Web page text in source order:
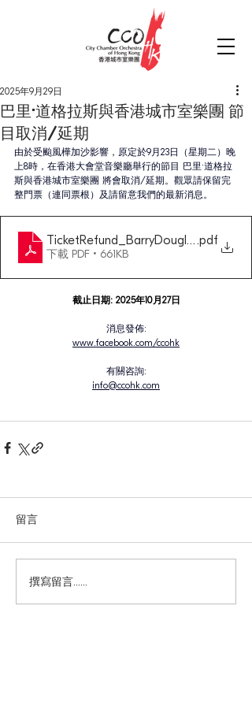
巴里·道格拉斯與香港城市室樂團 節
目取消/延期
2025年9月29日
由於受颱風樺加沙影響，原定於9月23日（星期二）晚
上8時，在香港大會堂音樂廳舉行的節目 巴里·道格拉
斯與香港城市室樂團 將會取消/延期。觀眾請保留完
整門票（連同票根）及請留意我們的最新消息。
TicketRefund_BarryDouglas+CCOHK
.pdf
下載 PDF • 661KB
截止日期: 2025年10月27日
消息發佈:
www.facebook.com/ccohk
有關咨詢:
info@ccohk.com
留言
撰寫留言......